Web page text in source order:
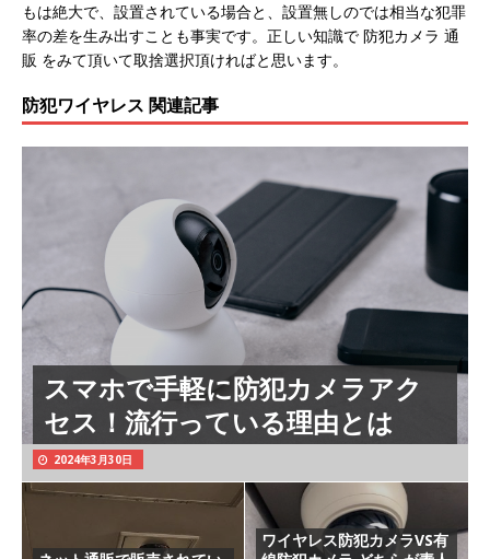
もは絶大で、設置されている場合と、設置無しのでは相当な犯罪
率の差を生み出すことも事実です。正しい知識で 防犯カメラ 通
販 をみて頂いて取捨選択頂ければと思います。
防犯ワイヤレス 関連記事
スマホで手軽に防犯カメラアク
セス！流行っている理由とは
2024年3月30日
ワイヤレス防犯カメラVS有